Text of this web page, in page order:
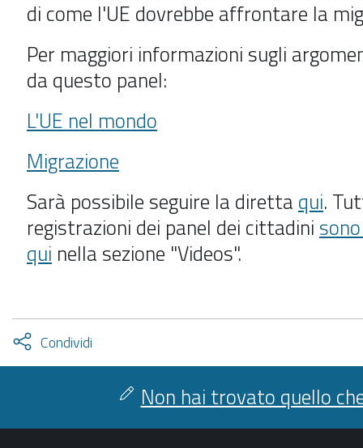
di come l'UE dovrebbe affrontare la
Per maggiori informazioni sugli
da questo panel:
L'UE nel mondo
Migrazione
Sarà possibile seguire la diretta qui.
registrazioni dei panel dei cittadini
qui nella sezione "Videos".
Condividi
facebook
twitter
Attiva
condividi
Non hai trovato quello